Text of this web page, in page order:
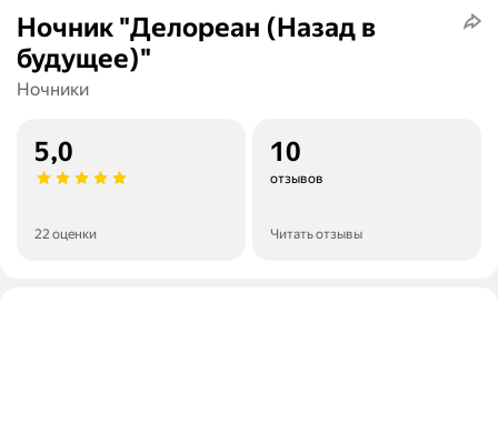
Ночник "Делореан (Назад в
будущее)"
Ночники
5,0
22 оценки
10
отзывов
Читать отзывы